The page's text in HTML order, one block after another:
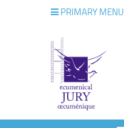
PRIMARY MENU